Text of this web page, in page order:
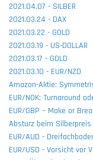
2021.04.07 - SILBER
2021.03.24 - DAX
2021.03.22 - GOLD
2021.03.19 - US-DOLLAR
2021.03.17 - GOLD
2021.03.10 - EUR/NZD
Amazon-Aktie:
EUR/NOK: Turnaround
EUR/GBP – Make or
Absturz beim
EUR/AUD -
EUR/USD - Vorsicht vor